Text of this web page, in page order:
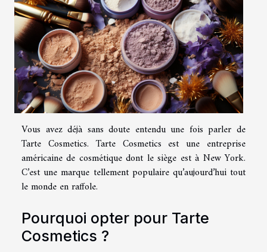
Vous avez déjà sans doute entendu une fois parler de
Tarte Cosmetics. Tarte Cosmetics est une entreprise
américaine de cosmétique dont le siège est à New York.
C’est une marque tellement populaire qu’aujourd’hui tout
le monde en raffole.
Pourquoi opter pour Tarte
Cosmetics ?